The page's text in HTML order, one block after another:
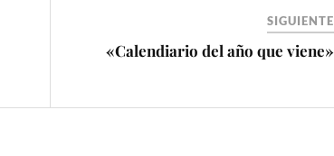
SIGUIENTE
«Calendiario del año que viene»